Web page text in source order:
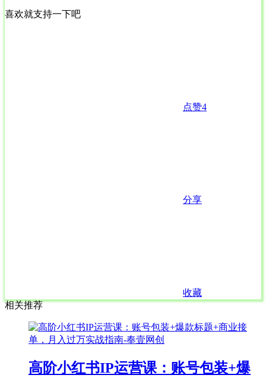
喜欢就支持一下吧
点赞4
分享
收藏
相关推荐
高阶小红书IP运营课：账号包装+爆